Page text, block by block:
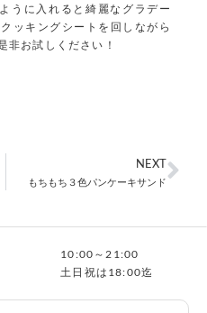
うに入れると綺麗なグラデー
ッキングシートを回しながら
非お試しください！
NEXT
もちもち３色パンケーキサンド
10:00～21:00
土日祝は18:00迄